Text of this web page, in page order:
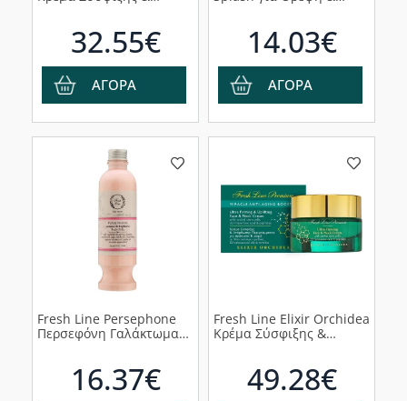
32.55€
ΑΓΟΡΑ
14.03€
ΑΓΟΡΑ
Fresh Line Persephone
Περσεφόνη Γαλάκτωμα
250ml16.37€
Fresh Line Elixir Orchidea
Κρέμα Σύσφιξης &
49.28€